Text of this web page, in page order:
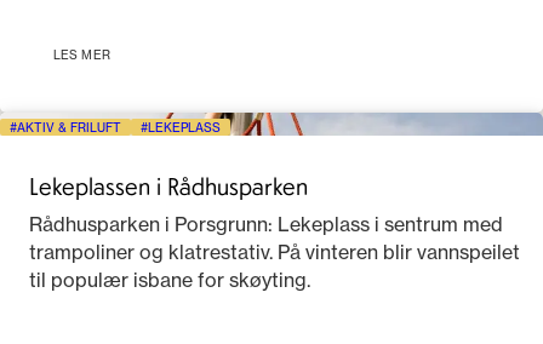
LES MER
AKTIV & FRILUFT LEKEPLASS
Lekeplassen i Rådhusparken
Rådhusparken i Porsgrunn: Lekeplass i sentrum med
trampoliner og klatrestativ. På vinteren blir vannspeilet
til populær isbane for skøyting.